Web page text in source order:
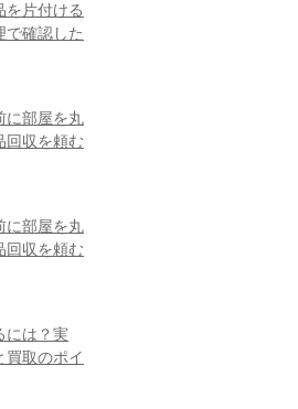
を片付ける
で確認した
に部屋を丸
回収を頼む
に部屋を丸
回収を頼む
には？実
買取のポイ